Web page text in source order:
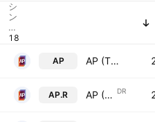
シ
ン
ボ
ル
AP AP (Thailand) Public Co. Ltd.
AP.R AP (Thailand) Public Co. Ltd. NVDR DR